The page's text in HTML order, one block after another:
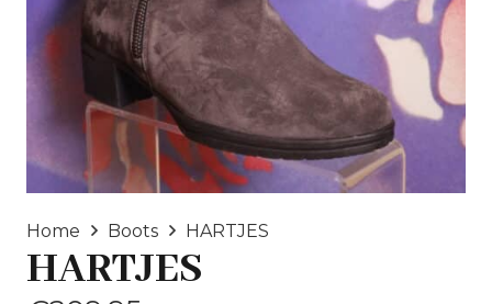
Home Boots HARTJES
HARTJES